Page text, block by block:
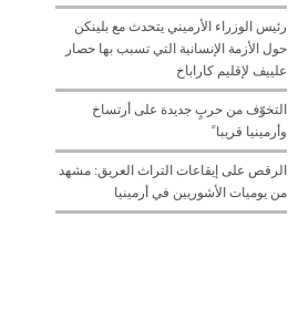
رئيس الوزراء الأرميني يتحدث مع بلينكن
حول الأزمة الإنسانية التي تسبب بها حصار
علييف لإقليم كاراباخ
التخوّف من حربٍ جديدة على أرتساخ
وأرمينيا قريبا ً
الرقص على إيقاعات التراث العريق: مشهد
من يوميات الأشوريين في أرمينيا